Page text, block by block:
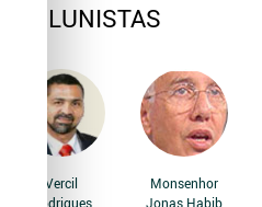
COLUNISTAS
Vercil
Rodrigues
Monsenhor
Jonas Habib